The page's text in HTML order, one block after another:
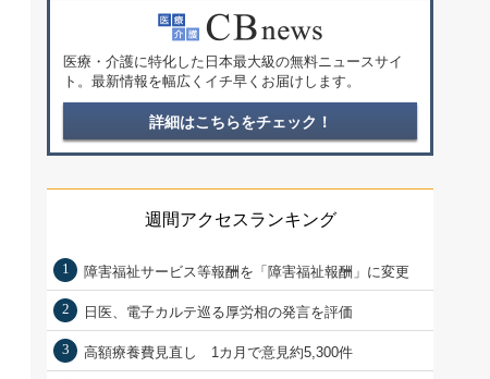
医療・介護に特化した日本最大級の無料ニュースサイ
ト。最新情報を幅広くイチ早くお届けします。
詳細はこちらをチェック！
週間アクセスランキング
1 障害福祉サービス等報酬を「障害福祉報酬」に変更
2 日医、電子カルテ巡る厚労相の発言を評価
3 高額療養費見直し 1カ月で意見約5,300件